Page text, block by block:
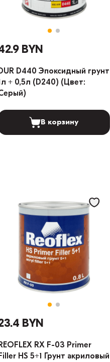
BYN
DUR D440 Эпоксидный грунт
+ 0,5л (D240) (Цвет:
В корзину
BYN
REOFLEX RX F-03 Primer
Filler HS 5+1 Грунт акриловый